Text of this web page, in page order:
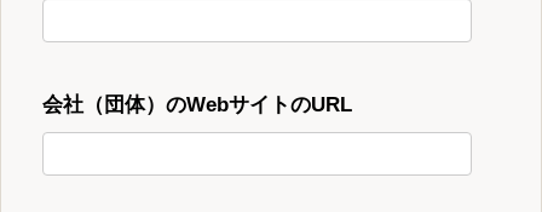
会社（団体）のWebサイトのURL